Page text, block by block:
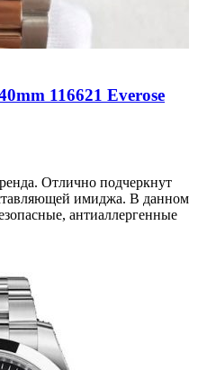
116621 Everose
Отлично подчеркнут
имиджа. В данном
антиаллергенные